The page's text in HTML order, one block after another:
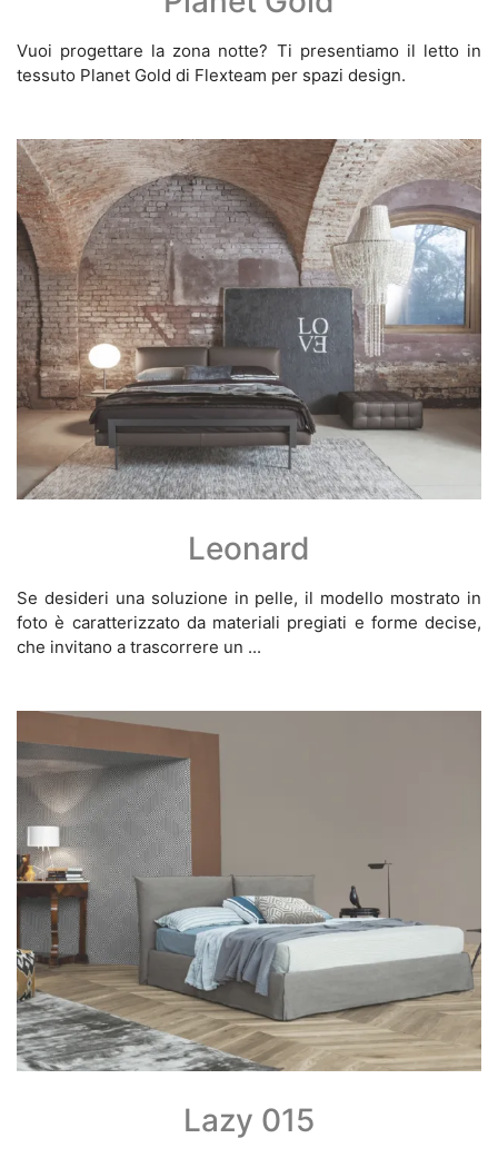
Vuoi progettare la zona notte? Ti presentiamo il letto in
tessuto Planet Gold di Flexteam per spazi design.
Leonard
Se desideri una soluzione in pelle, il modello mostrato in
foto è caratterizzato da materiali pregiati e forme decise,
che invitano a trascorrere un ...
Lazy 015